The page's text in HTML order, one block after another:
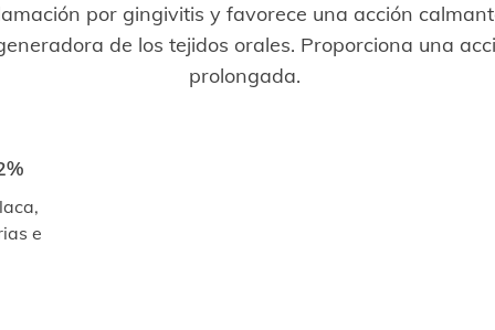
por gingivitis y favorece una acción
de los tejidos orales. Proporciona una
prolongada.
e